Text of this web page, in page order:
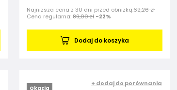
Najniższa cena z 30 dni przed obniżką:62,26 zł
Cena regularna:89,00 zł -22%
Dodaj do koszyka
Okazja
+ dodaj do porównania